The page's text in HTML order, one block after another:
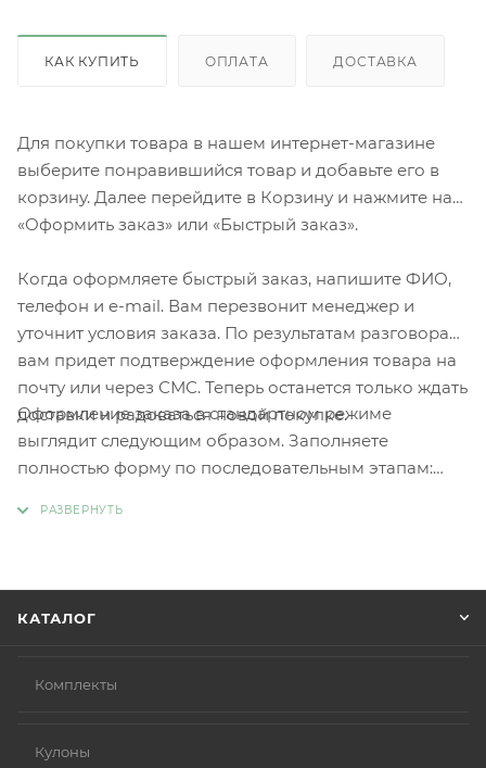
КАК КУПИТЬ ОПЛАТА ДОСТАВКА
Для покупки товара в нашем интернет-магазине
выберите понравившийся товар и добавьте его в
корзину. Далее перейдите в Корзину и нажмите на
«Оформить заказ» или «Быстрый заказ».
Когда оформляете быстрый заказ, напишите ФИО,
телефон и e-mail. Вам перезвонит менеджер и
уточнит условия заказа. По результатам разговора
вам придет подтверждение оформления товара на
почту или через СМС. Теперь останется только ждать
доставки и радоваться новой покупке.
Оформление заказа в стандартном режиме
выглядит следующим образом. Заполняете
полностью форму по последовательным этапам:
КАТАЛОГ
Комплекты
Кулоны